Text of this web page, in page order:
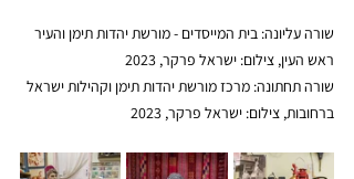
שורה עליונה: בית המייסדים - מורשת יהדות תימן והעיר
ראש העין, צילום: ישראל פרקר, 2023
שורה תחתונה: מרכז מורשת יהדות תימן וקהילות ישראל
ברחובות, צילום: ישראל פרקר, 2023